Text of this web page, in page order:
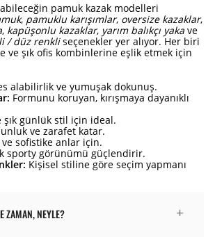
pamuk kazak modelleri
, pamuklu karışımlar, oversize kazaklar,
, kapüşonlu kazaklar, yarım balıkçı yaka ve
/ düz renkliseçenekler yer alıyor. Her biri
ve şık ofis kombinlerine eşlik etmek için
alabilirlik ve yumuşak dokunuş.
Formunu koruyan, kırışmaya dayanıklı
şık günlük stil için ideal.
ve zarafet katar.
ve sofistike anlar için.
sporty görünümü güçlendirir.
Kişisel stiline göre seçim yapmanı
ZAMAN, NEYLE?